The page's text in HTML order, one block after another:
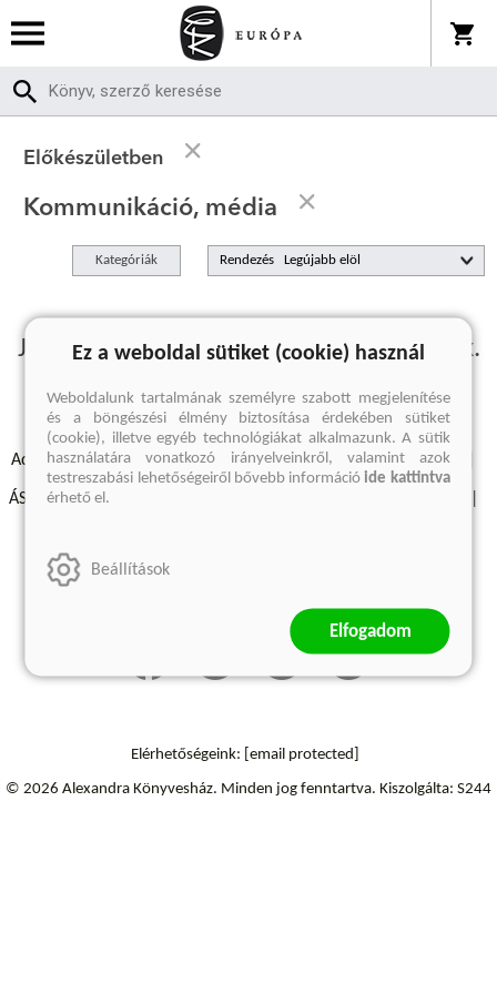
Előkészületben
Kommunikáció, média
Kategóriák Rendezés
Jelenleg nincs előkészületben termékünk.
Adatvédelmi szabályzatok Elállási felmondási nyilatkozat
ÁSZF - Vásárlási feltételek
Szállítási információk
Elérhetőségeink: [email protected]
© 2026 Alexandra Könyvesház. Minden jog fenntartva. Kiszolgálta: S244
Ez a weboldal sütiket (cookie) használ
Weboldalunk tartalmának személyre szabott megjelenítése
és a böngészési élmény biztosítása érdekében sütiket
(cookie), illetve egyéb technológiákat alkalmazunk. A sütik
használatára vonatkozó irányelveinkről, valamint azok
testreszabási lehetőségeiről bővebb információide kattintva
érhető el.
Beállítások
Elfogadom